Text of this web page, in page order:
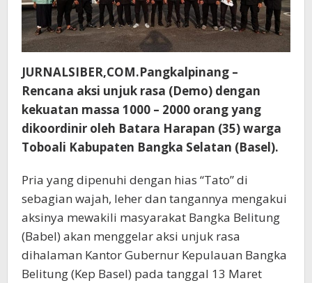
JURNALSIBER,COM.Pangkalpinang –
Rencana aksi unjuk rasa (Demo) dengan
kekuatan massa 1000 – 2000 orang yang
dikoordinir oleh Batara Harapan (35) warga
Toboali Kabupaten Bangka Selatan (Basel).
Pria yang dipenuhi dengan hias “Tato” di
sebagian wajah, leher dan tangannya mengakui
aksinya mewakili masyarakat Bangka Belitung
(Babel) akan menggelar aksi unjuk rasa
dihalaman Kantor Gubernur Kepulauan Bangka
Belitung (Kep Basel) pada tanggal 13 Maret